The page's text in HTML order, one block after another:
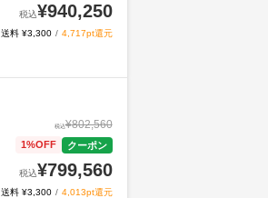
税込¥940,250
送料 ¥3,300 / 4,717pt還元
税込¥802,560
1%OFF クーポン
税込¥799,560
送料 ¥3,300 / 4,013pt還元